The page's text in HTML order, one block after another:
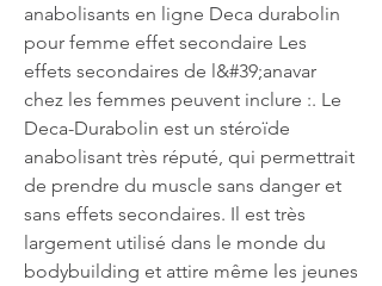
anabolisants en ligne Deca durabolin
pour femme effet secondaire Les
effets secondaires de l&#39;anavar
chez les femmes peuvent inclure :. Le
Deca-Durabolin est un stéroïde
anabolisant très réputé, qui permettrait
de prendre du muscle sans danger et
sans effets secondaires. Il est très
largement utilisé dans le monde du
bodybuilding et attire même les jeunes